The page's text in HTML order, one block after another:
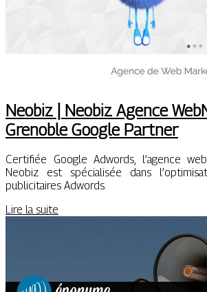
Neobiz | Neobiz Agence
Grenoble Google Partner
Certifiée Google Adwords, l’agence
Neobiz est spécialisée dans
publicitaires Adwords.
Lire la suite